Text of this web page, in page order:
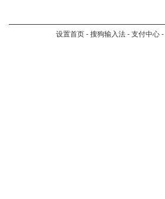
设置首页 - 搜狗输入法 - 支付中心 -